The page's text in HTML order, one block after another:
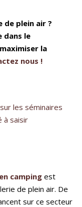
de plein air ?
dans le
la
nous !
les séminaires
à saisir
camping est
de plein air. De
sur ce secteur